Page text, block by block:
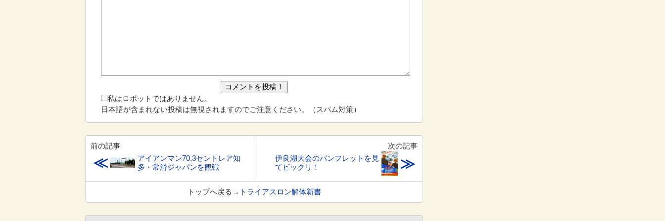
私はロボットではありません。
日本語が含まれない投稿は無視されますのでご注意ください。（スパム対策）
前の記事
≪
アイアンマン70.3セントレア知
多・常滑ジャパンを観戦
次の記事
伊良湖大会のパンフレットを見
てビックリ！
≫
トップへ戻る→ トライアスロン解体新書